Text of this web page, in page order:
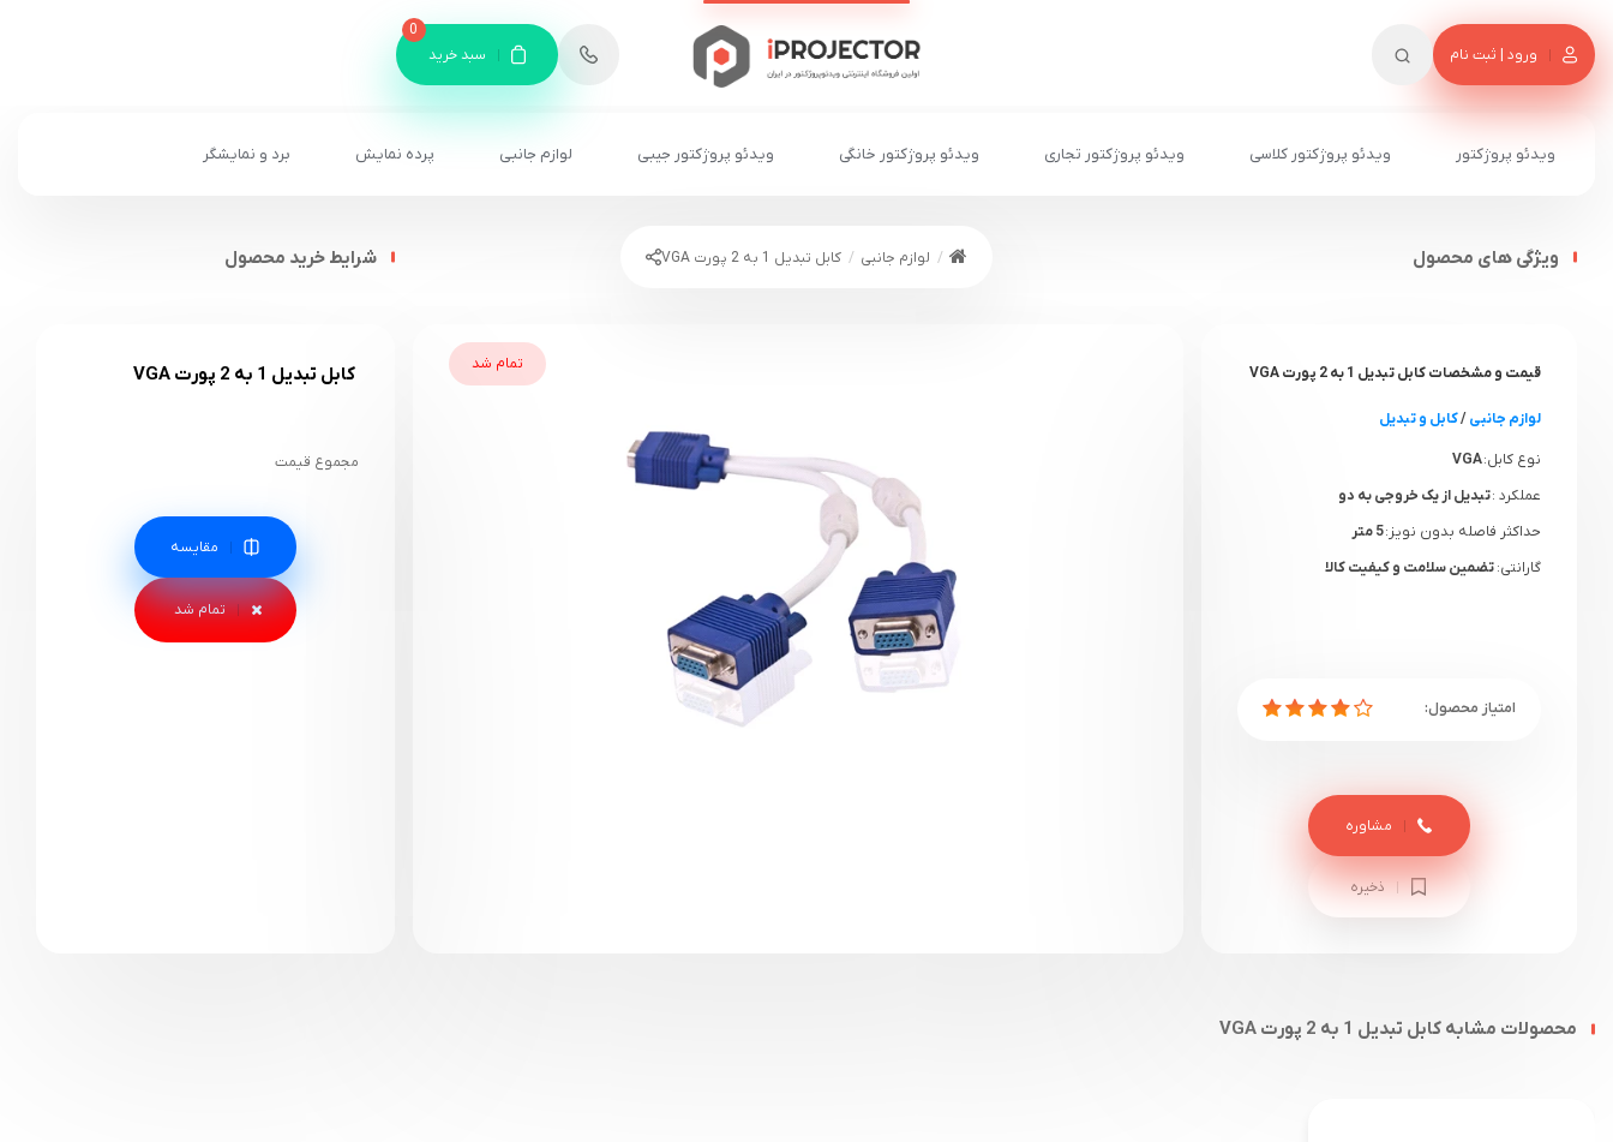
ورود | ثبت نام
8
سبد خرید
0
ویدئو پروژکتور ویدئو پروژکتور کلاسی ویدئو پروژکتور تجاری ویدئو پروژکتور خانگی ویدئو پروژکتور جیبی لوازم جانبی پرده نمایش برد و نمایشگر
لوازم جانبی کابل تبدیل 1 به 2 پورت VGA
تمام شد
شرایط خرید محصول
کابل تبدیل 1 به 2 پورت VGA
مجموع قیمت
مقایسه
ویژگی های محصول
قیمت و مشخصات کابل تبدیل 1 به 2 پورت VGA
لوازم جانبی/کابل و تبدیل
نوع کابل:VGA
عملکرد :تبدیل از یک خروجی به دو
حداکثر فاصله بدون نویز:5 متر
گارانتی:تضمین سلامت و کیفیت کالا
ذخیره
مشاوره
محصولات مشابه کابل تبدیل 1 به 2 پورت VGA